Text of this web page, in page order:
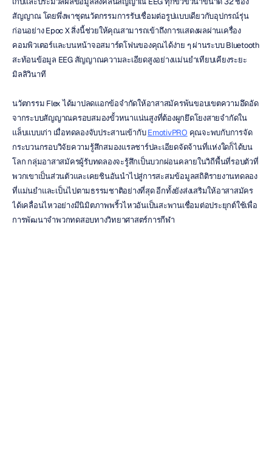
สัญญาณ โดยพึ่งพาชุดนวัตกรรมการรับเชื่อมต่อรูปแบบเดียวกับอุปกรณ์รุ่น
ก่อนอย่าง Epoc X สิ่งนี้ช่วยให้คุณสามารถเข้าถึงการแสดงผลผ่านเครื่อง
คอมพิวเตอร์และบนหน้าจอสมาร์ตโฟนของคุณได้ง่าย ๆ ผ่านระบบ Bluetooth
สะท้อนข้อมูล EEG สัญญาณความละเอียดสูงอย่างแม่นยำเทียบเคียงระยะ
มิลลิวินาที
นวัตกรรม Flex ได้มาปลดแอกข้อจำกัดให้อาสาสมัครพ้นขอบเขตความอึดอัด
จากระบบสัญญาณครอบสมองขั้วหนาแน่นสูงที่ต้องผูกยึดโยงสายจำกัดใน
แล็บแบบเก่า เมื่อทดลองจับประสานเข้ากับ EmotivPRO คุณจะพบกับการจัด
กระบวนกรอบวิจัยความรู้สึกสมองแรลชาร์ปละเอียดจัดจ้านที่แห่งใดก็ได้บน
โลก กลุ่มอาสาสมัครผู้รับทดลองจะรู้สึกเป็นบวกผ่อนคลายในวิถีพื้นที่รอบตัวที่
พวกเขาเป็นส่วนตัวและเคยชินอันนำไปสู่การสะสมข้อมูลสถิติรายงานทดลอง
ที่แม่นยำและเป็นไปตามธรรมชาติอย่างที่สุด อีกทั้งยังส่งเสริมให้อาสาสมัคร
ได้เคลื่อนไหวอย่างมีนิมิตภาพพริ้วไหวอันเป็นสะพานเชื่อมต่อประยุกต์ใช้เพื่อ
การพัฒนาจำพวกทดสอบทางวิทยาศาสตร์การกีฬา